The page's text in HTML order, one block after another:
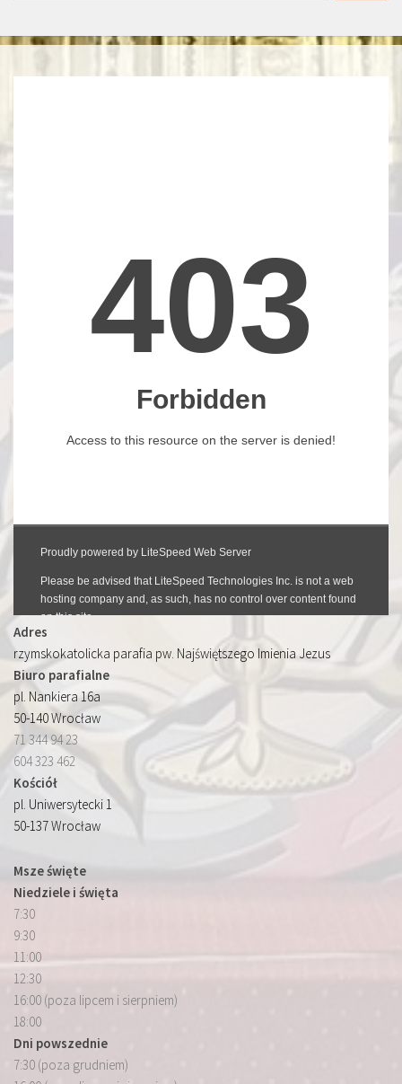
Adres
rzymskokatolicka parafia pw. Najświętszego Imienia Jezus
Biuro parafialne
pl. Nankiera 16a
50-140 Wrocław
71 344 94 23
604 323 462
Kościół
pl. Uniwersytecki 1
50-137 Wrocław
Msze święte
Niedziele i święta
7:30
9:30
11:00
12:30
16:00 (poza lipcem i sierpniem)
18:00
Dni powszednie
7:30 (poza grudniem)